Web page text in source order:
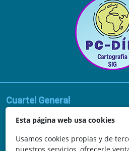
Esta página web usa cookies
Usamos cookies propias y de
Cuartel General
Avda. de la Vega, 62
N.I.F.: 44252675-P